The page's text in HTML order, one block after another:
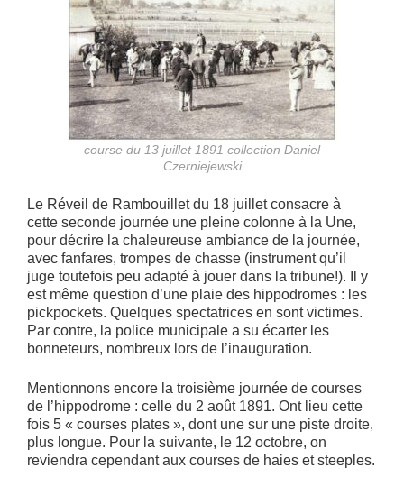
course du 13 juillet 1891 collection Daniel
Czerniejewski
Le Réveil de Rambouillet du 18 juillet consacre à
cette seconde journée une pleine colonne à la Une,
pour décrire la chaleureuse ambiance de la journée,
avec fanfares, trompes de chasse (instrument qu’il
juge toutefois peu adapté à jouer dans la tribune!). Il y
est même question d’une plaie des hippodromes : les
pickpockets. Quelques spectatrices en sont victimes.
Par contre, la police municipale a su écarter les
bonneteurs, nombreux lors de l’inauguration.
Mentionnons encore la troisième journée de courses
de l’hippodrome : celle du 2 août 1891. Ont lieu cette
fois 5 « courses plates », dont une sur une piste droite,
plus longue. Pour la suivante, le 12 octobre, on
reviendra cependant aux courses de haies et steeples.